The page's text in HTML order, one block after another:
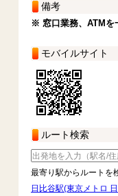
備考
※ 窓口業務、ATMを
モバイルサイト
ルート検索
最寄り駅からルートを
日比谷駅(東京メトロ